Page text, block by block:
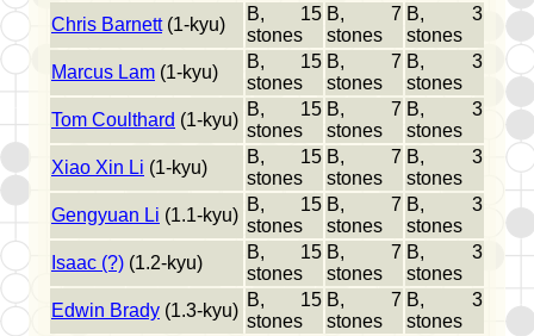
Chris Barnett(1-kyu)
B, 15
stones
B, 7
stones
B, 3
stones
Marcus Lam (1-kyu)
B, 15
stones
B, 7
stones
B, 3
stones
Tom Coulthard (1-kyu)
B, 15
stones
B, 7
stones
B, 3
stones
Xiao Xin Li (1-kyu)
B, 15
stones
B, 7
stones
B, 3
stones
Gengyuan Li (1.1-kyu)
B, 15
stones
B, 7
stones
B, 3
stones
Isaac (?) (1.2-kyu)
B, 15
stones
B, 7
stones
B, 3
stones
Edwin Brady (1.3-kyu)
B, 15
stones
B, 7
stones
B, 3
stones